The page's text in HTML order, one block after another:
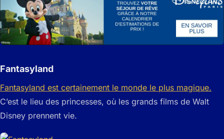
Fantasyland
Fantasyland est certainement le monde le plus magique.
C’est le lieu des princesses, où les grands films de Walt
Disney prennent vie.